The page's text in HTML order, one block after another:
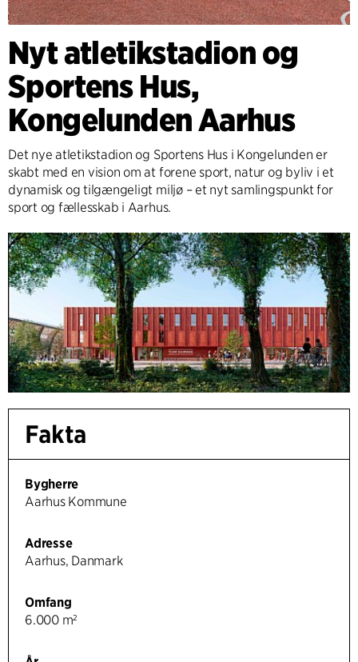
Nyt atletikstadion og
Sportens Hus,
Kongelunden Aarhus
Det nye atletikstadion og Sportens Hus i Kongelunden er
skabt med en vision om at forene sport, natur og byliv i et
dynamisk og tilgængeligt miljø – et nyt samlingspunkt for
sport og fællesskab i Aarhus.
Fakta
Bygherre
Aarhus Kommune
Adresse
Aarhus, Danmark
Omfang
6.000 m²